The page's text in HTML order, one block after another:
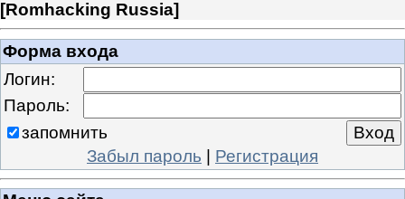
[Romhacking Russia]
Форма входа
Логин:
Пароль:
запомнить
Забыл пароль | Регистрация